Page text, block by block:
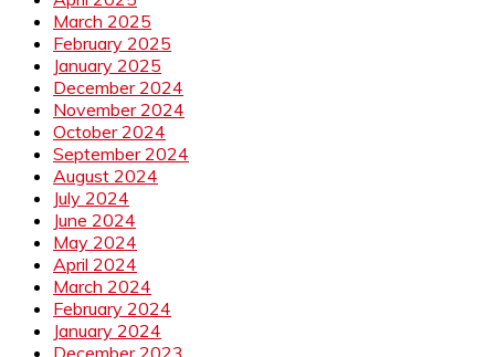
March 2025
February 2025
January 2025
December 2024
November 2024
October 2024
September 2024
August 2024
July 2024
June 2024
May 2024
April 2024
March 2024
February 2024
January 2024
December 2023